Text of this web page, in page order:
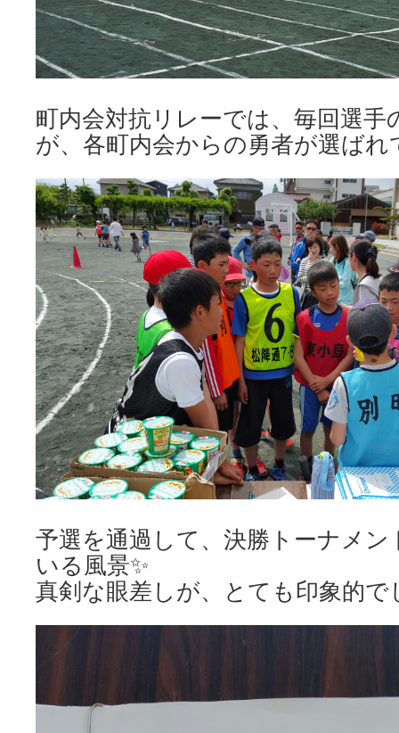
町内会対抗リレーでは、毎回選
が、各町内会からの勇者が選ばれ
予選を通過して、決勝トーナメ
いる風景✨
真剣な眼差しが、とても印象的で